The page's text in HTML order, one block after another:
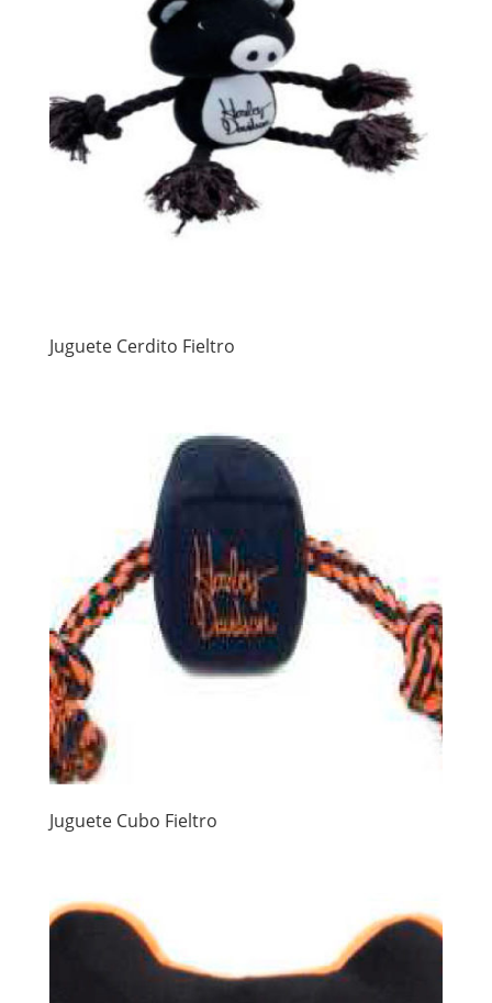
Juguete Cerdito Fieltro
Juguete Cubo Fieltro